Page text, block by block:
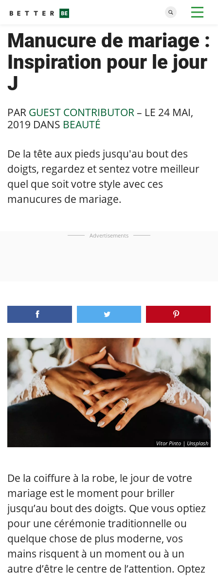
Manucure de mariage :
Inspiration pour le jour
J
PAR GUEST CONTRIBUTOR– LE 24 MAI,
2019 DANS BEAUTÉ
De la tête aux pieds jusqu'au bout des
doigts, regardez et sentez votre meilleur
quel que soit votre style avec ces
manucures de mariage.
Advertisements
Vitor Pinto | Unsplash
De la coiffure à la robe, le jour de votre
mariage est le moment pour briller
jusqu’au bout des doigts. Que vous optiez
pour une cérémonie traditionnelle ou
quelque chose de plus moderne, vos
mains risquent à un moment ou à un
autre d’être le centre de l’attention. Optez